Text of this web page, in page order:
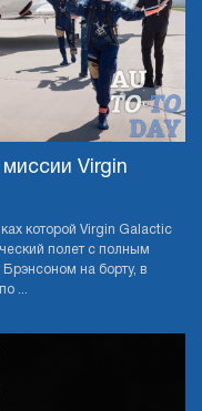
Virgin
которой Virgin Galactic
полет с полным
на борту, в
...